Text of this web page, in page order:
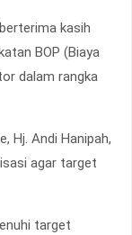
kasih
BOP (Biaya
dalam rangka
Hj. Andi Hanipah,
agar target
target